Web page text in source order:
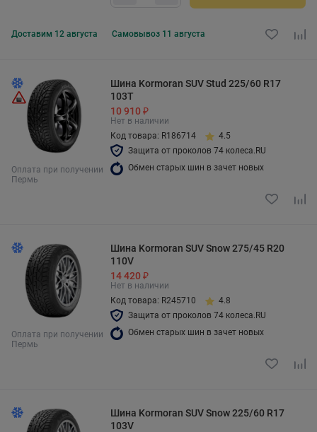
Доставим 12 августа Самовывоз 11 августа
Оплата при получении
Пермь
Шина Kormoran SUV Stud 225/60 R17
103T
10 910 ₽
Нет в наличии
Код товара: R186714
4.5
Защита от проколов 74 колеса.RU
Обмен старых шин в зачет новых
Оплата при получении
Пермь
Шина Kormoran SUV Snow 275/45 R20
110V
14 420 ₽
Нет в наличии
Код товара: R245710
4.8
Защита от проколов 74 колеса.RU
Обмен старых шин в зачет новых
Шина Kormoran SUV Snow 225/60 R17
103V